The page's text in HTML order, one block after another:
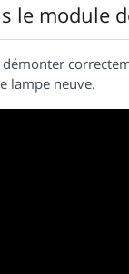
le module
lampe neuve.